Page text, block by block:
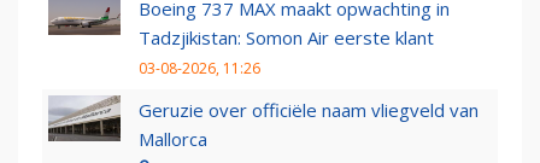
Boeing 737 MAX maakt opwachting in
Tadzjikistan: Somon Air eerste klant
03-08-2026, 11:26
Geruzie over officiële naam vliegveld van
Mallorca